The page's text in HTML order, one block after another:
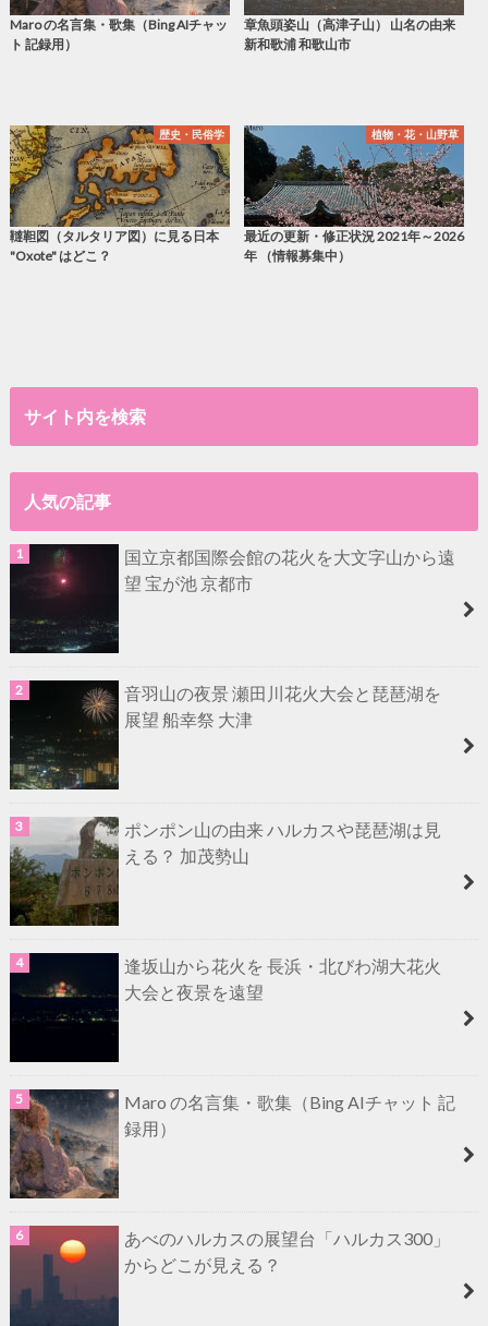
Maro の名言集・歌集（Bing AIチャッ
ト 記録用）
章魚頭姿山（高津子山） 山名の由来
新和歌浦 和歌山市
歴史・民俗学
韃靼図（タルタリア図）に見る日本
"Oxote" はどこ？
植物・花・山野草
最近の更新・修正状況 2021年～2026
年 （情報募集中）
サイト内を検索
人気の記事
国立京都国際会館の花火を大文字山から遠
望 宝が池 京都市
音羽山の夜景 瀬田川花火大会と琵琶湖を
展望 船幸祭 大津
ポンポン山の由来 ハルカスや琵琶湖は見
える？ 加茂勢山
逢坂山から花火を 長浜・北びわ湖大花火
大会と夜景を遠望
Maro の名言集・歌集（Bing AIチャット 記
録用）
あべのハルカスの展望台「ハルカス300」
からどこが見える？